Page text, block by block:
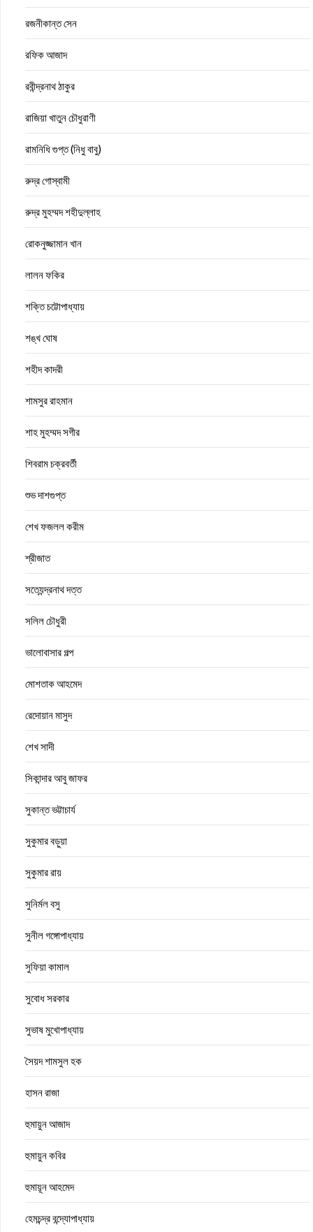
রজনীকান্ত সেন
রফিক আজাদ
রবীন্দ্রনাথ ঠাকুর
রাজিয়া খাতুন চৌধুরাণী
রামনিধি গুপ্ত (নিধু বাবু)
রুদ্র গোস্বামী
রুদ্র মুহম্মদ শহীদুল্লাহ
রোকনুজ্জামান খান
লালন ফকির
শক্তি চট্টোপাধ্যায়
শঙ্খ ঘোষ
শহীদ কাদরী
শামসুর রাহমান
শাহ মুহম্মদ সগীর
শিবরাম চক্রবর্তী
শুভ দাশগুপ্ত
শেখ ফজলল করীম
শ্রীজাত
সত্যেন্দ্রনাথ দত্ত
সলিল চৌধুরী
ভালোবাসার গল্প
মোশতাক আহমেদ
রেদোয়ান মাসুদ
শেখ সাদী
সিকান্দার আবু জাফর
সুকান্ত ভট্টাচার্য
সুকুমার বড়ুয়া
সুকুমার রায়
সুনির্মল বসু
সুনীল গঙ্গোপাধ্যায়
সুফিয়া কামাল
সুবোধ সরকার
সুভাষ মুখোপাধ্যায়
সৈয়দ শামসুল হক
হাসন রাজা
হুমায়ুন আজাদ
হুমায়ুন কবির
হুমায়ূন আহমেদ
হেমচন্দ্র বন্দ্যোপাধ্যায়